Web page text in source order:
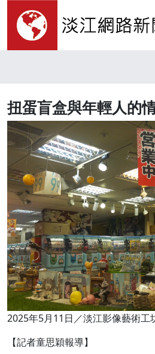
扭蛋盲盒與年輕人的
2025年5月11日／淡江影像藝術工
【記者童思穎報導】